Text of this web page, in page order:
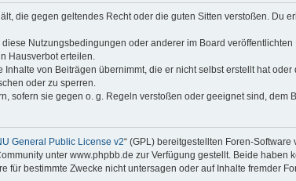
die gegen geltendes Recht oder die guten Sitten verstoßen. Du
Nutzungsbedingungen oder anderer im Board
Hausverbot erteilen.
von Beiträgen übernimmt, die er nicht selbst erstellt hat
oder zu sperren.
sofern sie gegen o. g. Regeln verstoßen oder geeignet sind, dem
General Public License v2“ (GPL) bereitgestellten Foren-
unter www.phpbb.de zur Verfügung gestellt. Beide haben
bestimmte Zwecke nicht untersagen oder auf Inhalte fremder